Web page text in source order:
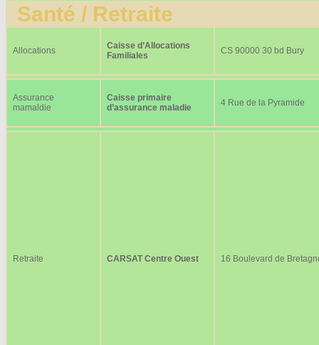
Santé / Retraite
Allocations
Caisse d’Allocations
Familiales
CS 90000 30 bd Bury
Assurance
mamaldie
Caisse primaire
d’assurance maladie
4 Rue de la Pyramide
Retraite CARSAT Centre Ouest 16 Boulevard de